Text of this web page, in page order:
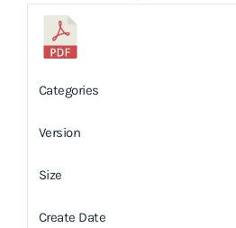
Categories
Version
Size
Create Date